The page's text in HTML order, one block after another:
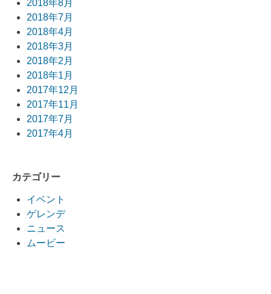
2018年8月
2018年7月
2018年4月
2018年3月
2018年2月
2018年1月
2017年12月
2017年11月
2017年7月
2017年4月
カテゴリー
イベント
ゲレンデ
ニュース
ムービー